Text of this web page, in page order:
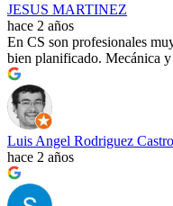
JESUS MARTINEZ
hace 2 años
En CS son profesionales
bien planificado. Mecánica y
Luis Angel Rodriguez Castro
hace 2 años